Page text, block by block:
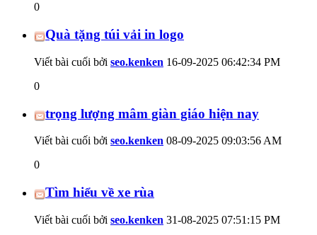
0
Quà tặng túi vải in logo
Viết bài cuối bởi seo.kenken 16-09-2025 06:42:34 PM
0
trọng lượng mâm giàn giáo hiện nay
Viết bài cuối bởi seo.kenken 08-09-2025 09:03:56 AM
0
Tìm hiểu về xe rùa
Viết bài cuối bởi seo.kenken 31-08-2025 07:51:15 PM